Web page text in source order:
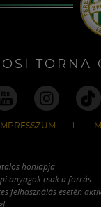
IMPRESSZUM
honlapja
anyagok csak a forrás
felhasználás esetén